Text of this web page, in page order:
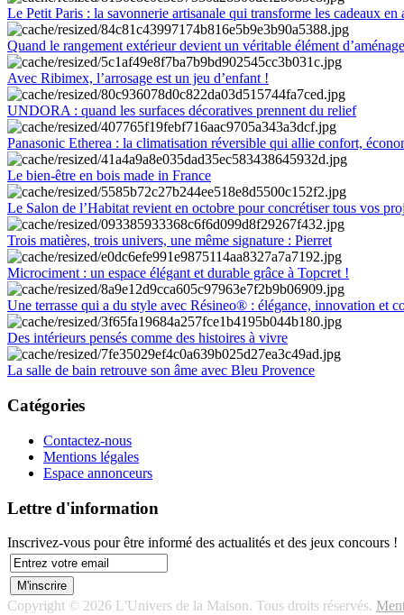
Le Petit Paris : la savonnerie artisanale qui transforme les cadeaux en
Quand le rangement extérieur devient un véritable élément
Avec Ribimex, l’arrosage est un jeu d’enfant !
UNDORA : quand les surfaces décoratives prennent du relief
Panasonic Etherea : la climatisation réversible qui allie confort,
Le bien-être en bois made in France
Le Salon de l’Habitat revient en octobre pour concrétiser tous vos
Trois matières, trois univers, une même signature : Pierret
Microciment : un espace élégant et durable grâce à Topcret !
Une terrasse qui a du style avec Résineo® : élégance, innovation et
Des intérieurs pensés comme des histoires à vivre
La salle de bain retrouve son âme avec Bleu Provence
Catégories
Contactez-nous
Mentions légales
Espace annonceurs
Lettre d'information
Inscrivez-vous pour être informé des actualités et des jeux concours !
Copyright © 2026 L'Univers de la Maison. Tous droits réservés.